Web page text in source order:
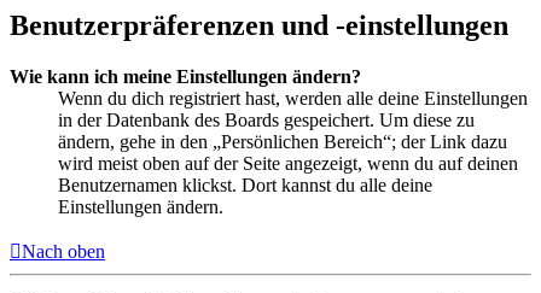
Benutzerpräferenzen und -einstellungen
Wie kann ich meine Einstellungen ändern?
Wenn du dich registriert hast, werden alle deine Einstellungen
in der Datenbank des Boards gespeichert. Um diese zu
ändern, gehe in den „Persönlichen Bereich“; der Link dazu
wird meist oben auf der Seite angezeigt, wenn du auf deinen
Benutzernamen klickst. Dort kannst du alle deine
Einstellungen ändern.
Nach oben